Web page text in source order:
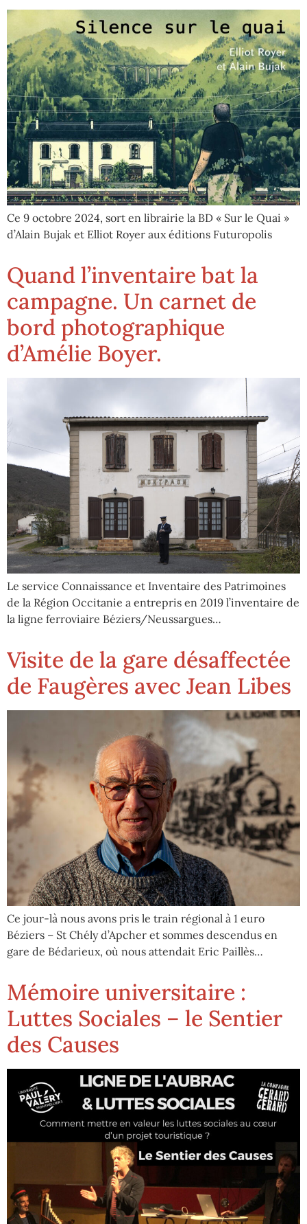
Ce 9 octobre 2024, sort en librairie la BD « Sur le Quai »
d’Alain Bujak et Elliot Royer aux éditions Futuropolis
Quand l’inventaire bat la
campagne. Un carnet de
bord photographique
d’Amélie Boyer.
Le service Connaissance et Inventaire des Patrimoines
de la Région Occitanie a entrepris en 2019 l’inventaire de
la ligne ferroviaire Béziers/Neussargues…
Visite de la gare désaffectée
de Faugères avec Jean Libes
Ce jour-là nous avons pris le train régional à 1 euro
Béziers – St Chély d’Apcher et sommes descendus en
gare de Bédarieux, où nous attendait Eric Paillès…
Mémoire universitaire :
Luttes Sociales – le Sentier
des Causes